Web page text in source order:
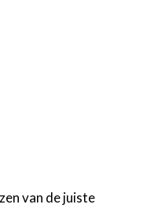
van de juiste